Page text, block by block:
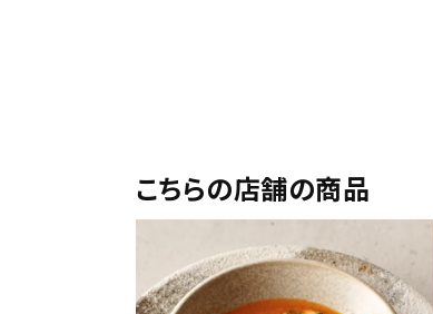
こちらの店舗の商品